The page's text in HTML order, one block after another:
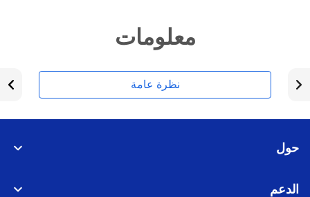
معلومات
نظرة عامة
حول
الدعم